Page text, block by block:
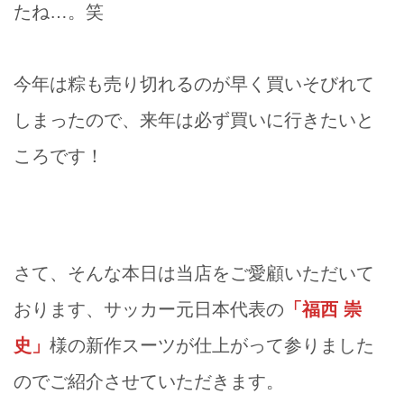
たね…。笑
今年は粽も売り切れるのが早く買いそびれて
しまったので、来年は必ず買いに行きたいと
ころです！
さて、そんな本日は当店をご愛顧いただいて
おります、サッカー元日本代表の 「福西 崇
史」 様の新作スーツが仕上がって参りました
のでご紹介させていただきます。